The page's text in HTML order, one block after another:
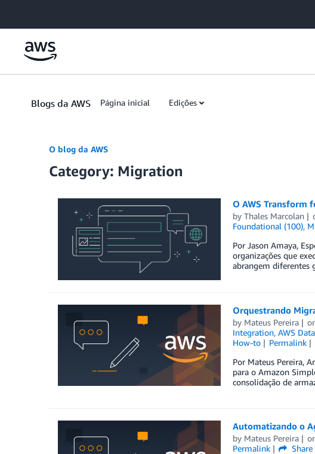
Blogs da AWS Página inicial Edições
O blog da AWS
Category: Migration
O AWS Transform
by Thales Marcolan
Foundational (100),
Por Jason Amaya,
organizações que
abrangem diferentes
Orquestrando
by Mateus Pereira
Integration, AWS
How-to
Permalink
Por Mateus Pereira,
para o Amazon
consolidação de
Automatizando o
by Mateus Pereira
Permalink
Share